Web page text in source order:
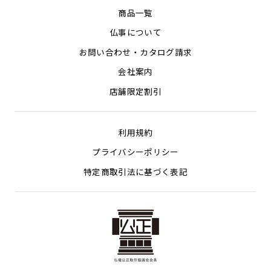
商品一覧
仏事について
お問い合わせ・カタログ請求
会社案内
店舗限定割引
利用規約
プライバシーポリシー
特定商取引法に基づく表記